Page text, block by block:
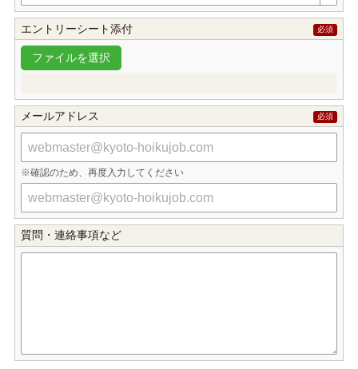
エントリーシート添付
メールアドレス
確認のため、再度入力してください
質問・連絡事項など